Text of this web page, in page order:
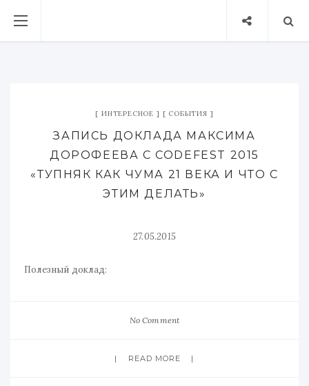
ИНТЕРЕСНОЕ СОБЫТИЯ
ЗАПИСЬ ДОКЛАДА МАКСИМА
ДОРОФЕЕВА С CODEFEST 2015
«ТУПНЯК КАК ЧУМА 21 ВЕКА И ЧТО С
ЭТИМ ДЕЛАТЬ»
27.05.2015
Полезный доклад:
No Comment
READ MORE